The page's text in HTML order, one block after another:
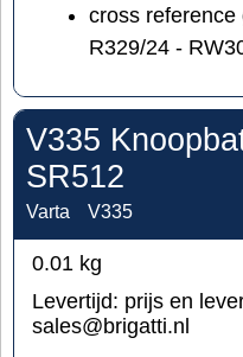
cross
R329/24 -
V335
SR512
Varta V335
0.01 kg
Levertijd: prijs en
sales@brigatti.nl